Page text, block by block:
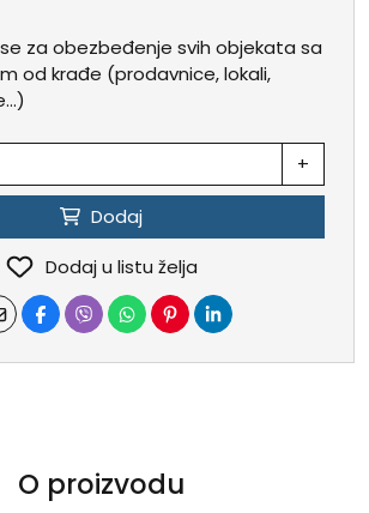
za obezbeđenje svih objekata sa
od krađe (prodavnice, lokali,
+
Dodaj
Dodaj u listu želja
O proizvodu